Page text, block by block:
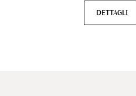
DETTAGLI